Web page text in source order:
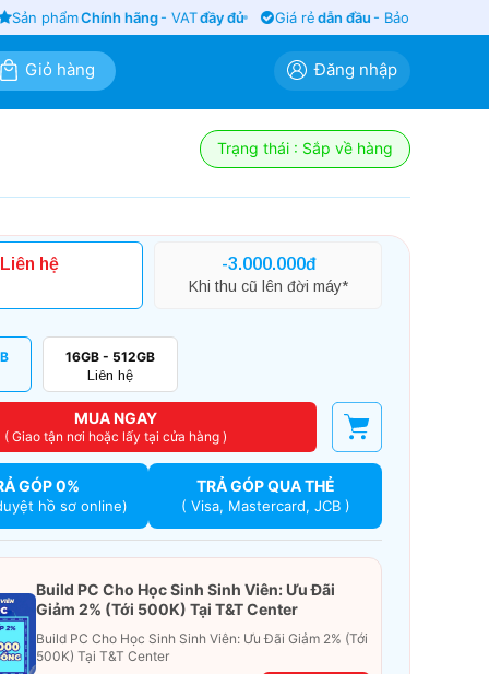
phẩmChính hãng- VATđầy đủ Giá rẻdẫn đầu- Bảo hành
Giỏ hàng Đăng nhập
Trạng thái : Sắp về hàng
Liên hệ -3.000.000đ
Khi thu cũ lên đời máy*
16GB - 512GB
Liên hệ
MUA NGAY
( Giao tận nơi hoặc lấy tại cửa hàng )
GÓP 0%
hồ sơ online)
TRẢ GÓP QUA THẺ
( Visa, Mastercard, JCB )
Build PC Cho Học Sinh Sinh Viên: Ưu Đãi
Giảm 2% (Tới 500K) Tại T&T Center
Build PC Cho Học Sinh Sinh Viên: Ưu Đãi Giảm 2% (Tới
500K) Tại T&T Center